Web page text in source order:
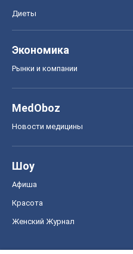
Диеты
Экономика
Рынки и компании
MedOboz
Новости медицины
Шоу
Афиша
Красота
Женский Журнал